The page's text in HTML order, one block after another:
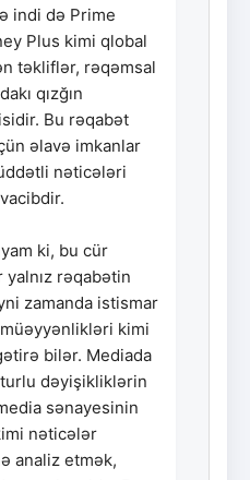
indi də Prime
Plus kimi qlobal
təkliflər, rəqəmsal
qızğın
Bu rəqabət
əlavə imkanlar
nəticələri
ki, bu cür
rəqabətin
zamanda istismar
kimi
bilər. Mediada
dəyişikliklərin
sənayesinin
nəticələr
analiz etmək,